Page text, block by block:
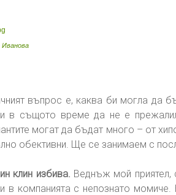
въпрос е, каква би могла да
в същото време да не е
могат да бъдат много – от
обективни. Ще се занимаем с
клин избива. Веднъж мой приятел,
в компанията с непознато